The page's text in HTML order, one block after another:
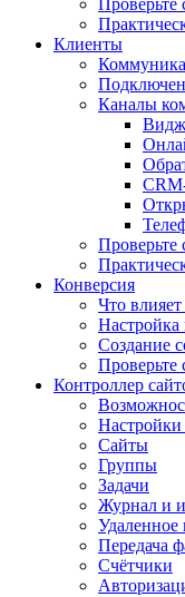
Проверьте
Клиенты
Каналы
Проверьте
Конверсия
Что
Настройка
Создание
Проверьте
Контроллер
Настройки
Сайты
Группы
Задачи
Журнал и
Передача
Счётчики